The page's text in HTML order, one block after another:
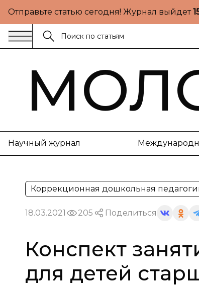
Отправьте статью сегодня! Журнал выйдет
Научный журнал
Коррекционная дошкольная
18.03.2021 205 Поделиться
Конспект
для детей